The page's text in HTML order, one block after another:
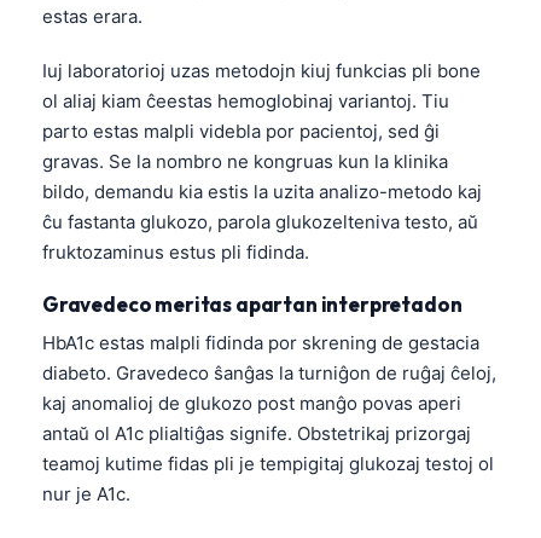
estas erara.
Iuj laboratorioj uzas metodojn kiuj funkcias pli bone
ol aliaj kiam ĉeestas hemoglobinaj variantoj. Tiu
parto estas malpli videbla por pacientoj, sed ĝi
gravas. Se la nombro ne kongruas kun la klinika
bildo, demandu kia estis la uzita analizo-metodo kaj
ĉu fastanta glukozo, parola glukozelteniva testo, aŭ
fruktozaminus estus pli fidinda.
Gravedeco meritas apartan interpretadon
HbA1c estas malpli fidinda por skrening de gestacia
diabeto. Gravedeco ŝanĝas la turniĝon de ruĝaj ĉeloj,
kaj anomalioj de glukozo post manĝo povas aperi
antaŭ ol A1c plialtiĝas signife. Obstetrikaj prizorgaj
teamoj kutime fidas pli je tempigitaj glukozaj testoj ol
nur je A1c.
日本語
Čeština
ქართული
Русский
한국어
Slovenščina
Magyar
Shqip
বাংলা